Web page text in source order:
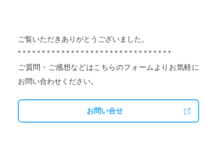
ご覧いただきありがとうございました。
* * * * * * * * * * * * * * * * * * * * * * * * * * * * * * * *
ご質問・ご感想などはこちらのフォームよりお気軽に
お問い合わせください。
お問い合せ